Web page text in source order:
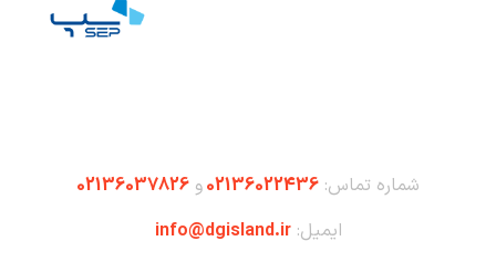
شماره تماس: 02136022436و 02136037826
ایمیل:info@dgisland.ir